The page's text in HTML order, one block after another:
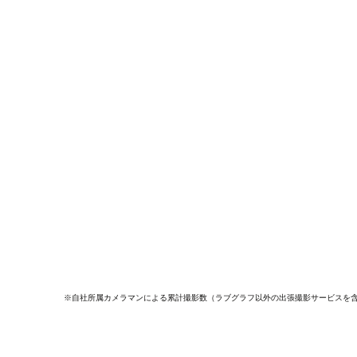
※自社所属カメラマンによる累計撮影数（ラブグラフ以外の出張撮影サービスを